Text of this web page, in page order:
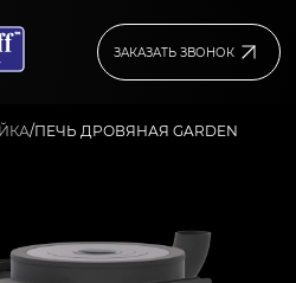
ЗАКАЗАТЬ ЗВОНОК
/ПЕЧЬ ДРОВЯНАЯ GARDEN